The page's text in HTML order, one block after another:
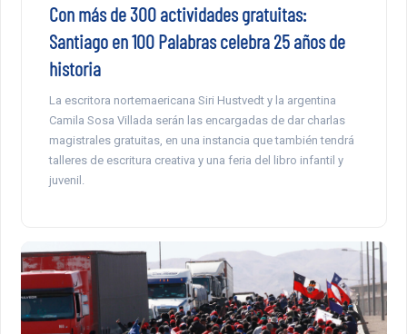
Con más de 300 actividades gratuitas:
Santiago en 100 Palabras celebra 25 años de
historia
La escritora nortemaericana Siri Hustvedt y la argentina
Camila Sosa Villada serán las encargadas de dar charlas
magistrales gratuitas, en una instancia que también tendrá
talleres de escritura creativa y una feria del libro infantil y
juvenil.